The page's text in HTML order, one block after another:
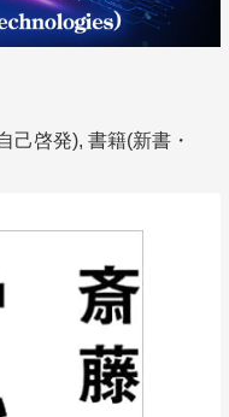
己啓発), 書籍(新書・